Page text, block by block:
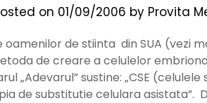
on 01/09/2006 by Provita
de stiinta din SUA (vezi
de creare a celulelor
„Adevarul” sustine: „CSE
de substitutie celulara asistata”.